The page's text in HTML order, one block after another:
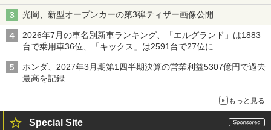
光岡、新型オープンカーの第3弾ティザー画像公開
2026年7月の車名別新車ランキング、「エルグランド」は1883
台で乗用車36位、「キックス」は2591台で27位に
ホンダ、2027年3月期第1四半期決算の営業利益5307億円で過去
最高を記録
もっと見る
Special Site